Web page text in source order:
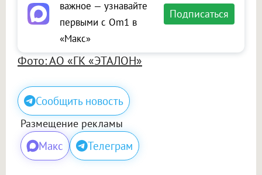
важное — узнавайте
первыми с Om1 в
«Макс»
Подписаться
Фото: АО «ГК «ЭТАЛОН»
Сообщить новость
Размещение рекламы
Макс Телеграм